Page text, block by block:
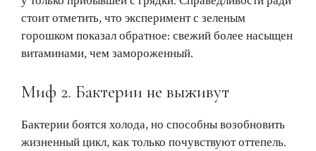
стоит отметить, что эксперимент с зеленым
горошком показал обратное: свежий более насыщен
витаминами, чем замороженный.
Миф 2. Бактерии не выживут
Бактерии боятся холода, но способны возобновить
жизненный цикл, как только почувствуют оттепель.